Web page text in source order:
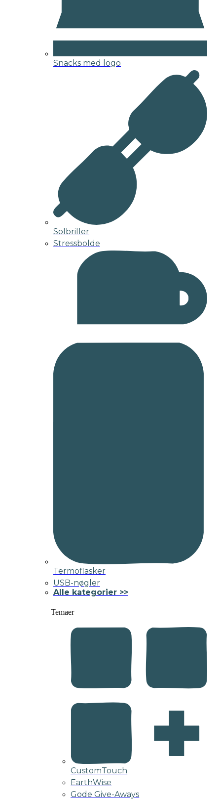
Snacks med logo
Solbriller
Stressbolde
Termoflasker
USB-nøgler
Alle kategorier >>
Temaer
CustomTouch
EarthWise
Gode Give-Aways